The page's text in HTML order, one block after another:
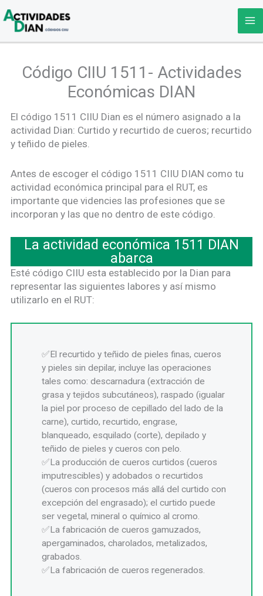
al
contenido
Código CIIU 1511- Actividades
Económicas DIAN
El código 1511 CIIU Dian es el número asignado a la
actividad Dian: Curtido y recurtido de cueros; recurtido
y teñido de pieles.
Antes de escoger el código 1511 CIIU DIAN como tu
actividad económica principal para el RUT, es
importante que videncies las profesiones que se
incorporan y las que no dentro de este código.
La actividad económica 1511 DIAN
abarca
Esté código CIIU esta establecido por la Dian para
representar las siguientes labores y así mismo
utilizarlo en el RUT:
El recurtido y teñido de pieles finas, cueros
y pieles sin depilar, incluye las operaciones
tales como: descarnadura (extracción de
grasa y tejidos subcutáneos), raspado (igualar
la piel por proceso de cepillado del lado de la
carne), curtido, recurtido, engrase,
blanqueado, esquilado (corte), depilado y
teñido de pieles y cueros con pelo.
La producción de cueros curtidos (cueros
imputrescibles) y adobados o recurtidos
(cueros con procesos más allá del curtido con
excepción del engrasado); el curtido puede
ser vegetal, mineral o químico al cromo.
La fabricación de cueros gamuzados,
apergaminados, charolados, metalizados,
grabados.
La fabricación de cueros regenerados.